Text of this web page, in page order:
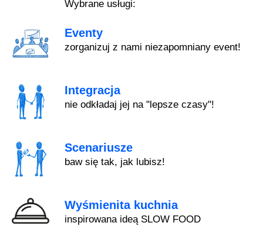
Wybrane usługi:
Eventy
zorganizuj z nami niezapomniany event!
Integracja
nie odkładaj jej na "lepsze czasy"!
Scenariusze
baw się tak, jak lubisz!
Wyśmienita kuchnia
inspirowana ideą SLOW FOOD